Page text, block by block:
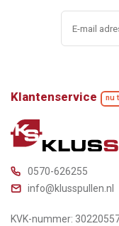
Klantenservice nu
0570-626255
info@klusspullen.nl
KVK-nummer: